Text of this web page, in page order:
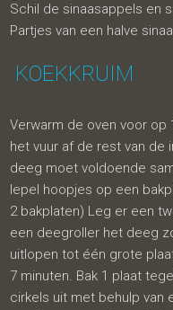
Schil de sinaasappels en
Partjes van een halve
KOEKKRUIM
Verwarm de oven voor op
het vuur af de rest van
deeg moet voldoende
lepel hoopjes op een
2 bakplaten) Leg er een
een deegroller het deeg
uitlopen tot één grote
7 minuten. Bak 1 plaat
cirkels uit met behulp van